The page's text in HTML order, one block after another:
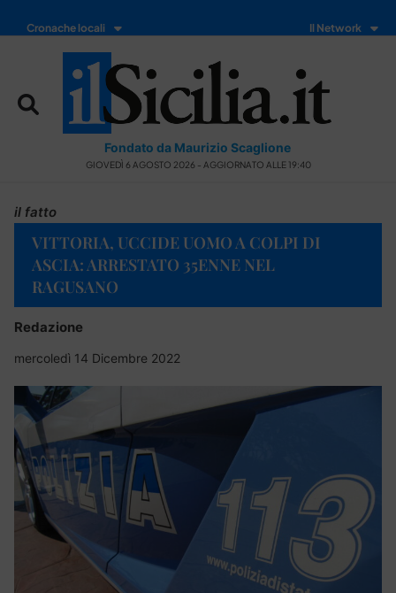
Cronache locali Il Network
Fondato da Maurizio Scaglione
GIOVEDÌ 6 AGOSTO 2026 - AGGIORNATO ALLE 19:40
il fatto
VITTORIA, UCCIDE UOMO A COLPI DI
ASCIA: ARRESTATO 35ENNE NEL
RAGUSANO
Redazione
mercoledì 14 Dicembre 2022